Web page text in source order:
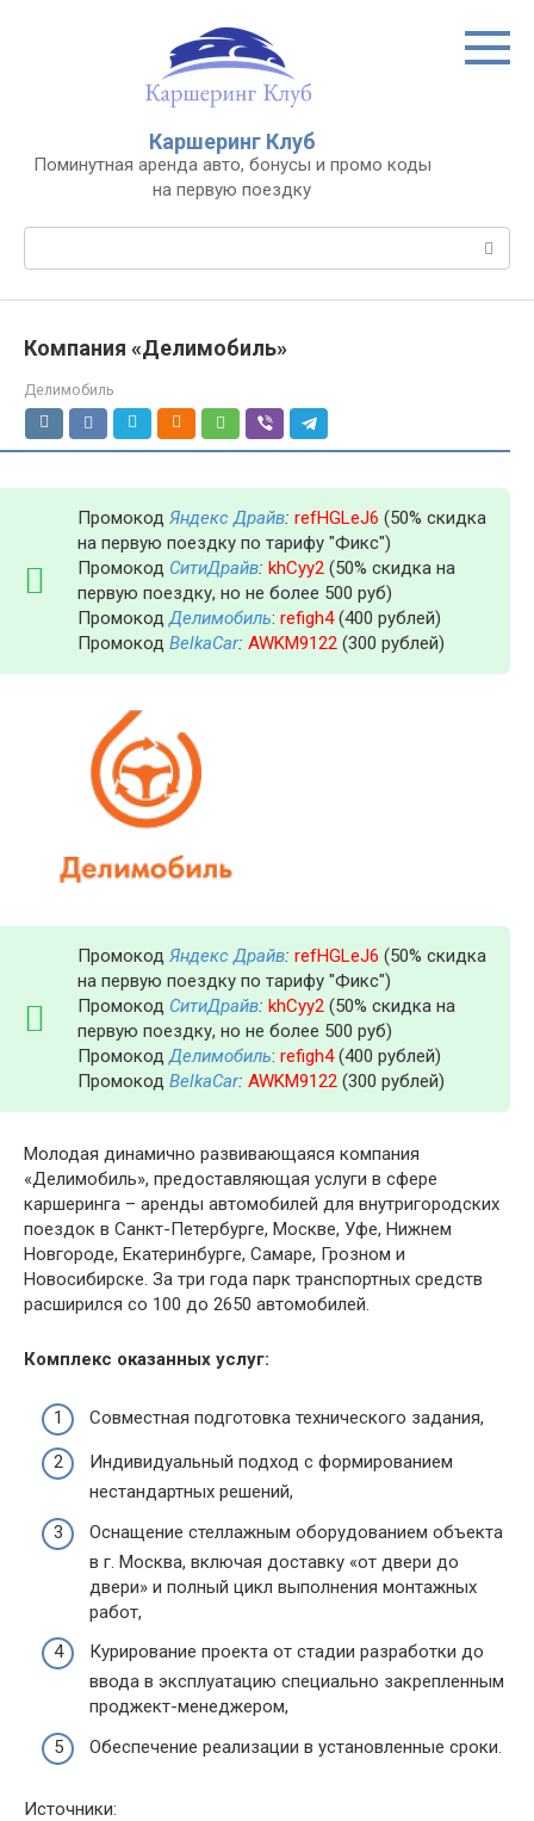
Каршеринг Клуб
Поминутная аренда авто, бонусы и промо коды
на первую поездку
Поиск:
Компания «Делимобиль»
Делимобиль
Промокод Яндекс Драйв: refHGLeJ6 (50% скидка
на первую поездку по тарифу "Фикс")
Промокод СитиДрайв: khCyy2 (50% скидка на
первую поездку, но не более 500 руб)
ПромокодДелимобиль: refigh4(400 рублей)
Промокод BelkaCar: AWKM9122 (300 рублей)
Промокод Яндекс Драйв: refHGLeJ6 (50% скидка
на первую поездку по тарифу "Фикс")
Промокод СитиДрайв: khCyy2 (50% скидка на
первую поездку, но не более 500 руб)
ПромокодДелимобиль: refigh4(400 рублей)
Промокод BelkaCar: AWKM9122 (300 рублей)
Молодая динамично развивающаяся компания
«Делимобиль», предоставляющая услуги в сфере
каршеринга – аренды автомобилей для внутригородских
поездок в Санкт-Петербурге, Москве, Уфе, Нижнем
Новгороде, Екатеринбурге, Самаре, Грозном и
Новосибирске. За три года парк транспортных средств
расширился со 100 до 2650 автомобилей.
Комплекс оказанных услуг:
Совместная подготовка технического задания,
Индивидуальный подход с формированием
нестандартных решений,
Оснащение стеллажным оборудованием объекта
в г. Москва, включая доставку «от двери до
двери» и полный цикл выполнения монтажных
работ,
Курирование проекта от стадии разработки до
ввода в эксплуатацию специально закрепленным
проджект-менеджером,
Обеспечение реализации в установленные сроки.
Источники: